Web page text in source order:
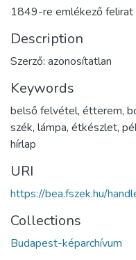
1849-re emlékező felirat
Description
Szerző: azonosítatlan
Keywords
belső felvétel, étterem,
szék, lámpa, étkészlet,
hírlap
URI
https://bea.fszek.hu/
Collections
Budapest-képarchívum